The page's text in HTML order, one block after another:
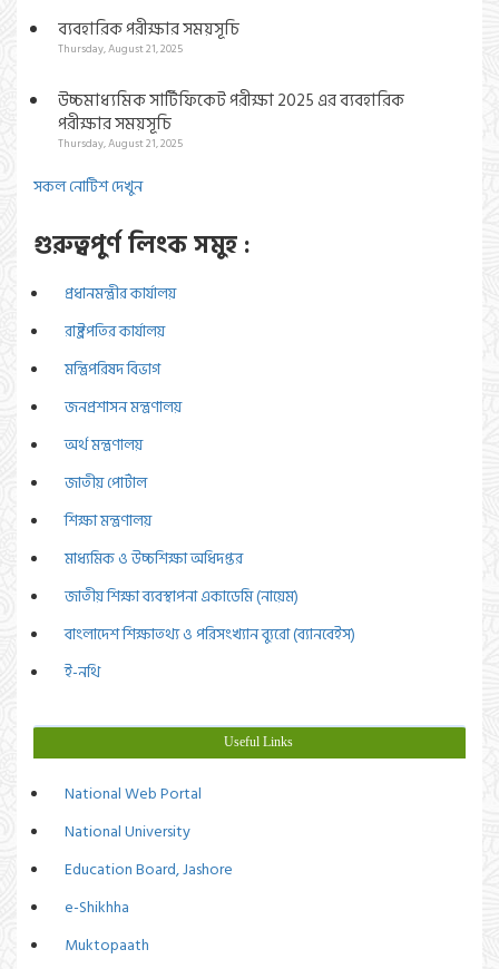
ব্যবহারিক পরীক্ষার সময়সূচি
Thursday, August 21, 2025
উচ্চমাধ্যমিক সার্টিফিকেট পরীক্ষা 2025 এর ব্যবহারিক
পরীক্ষার সময়সূচি
Thursday, August 21, 2025
সকল নোটিশ দেখুন
গুরুত্বপুর্ণ লিংক সমুহ :
প্রধানমন্ত্রীর কার্যালয়
রাষ্ট্রপতির কার্যালয়
মন্ত্রিপরিষদ বিভাগ
জনপ্রশাসন মন্ত্রণালয়
অর্থ মন্ত্রণালয়
জাতীয় পোর্টাল
শিক্ষা মন্ত্রণালয়
মাধ্যমিক ও উচ্চশিক্ষা অধিদপ্তর
জাতীয় শিক্ষা ব্যবস্থাপনা একাডেমি (নায়েম)
বাংলাদেশ শিক্ষাতথ্য ও পরিসংখ্যান ব্যুরো (ব্যানবেইস)
ই-নথি
Useful Links
National Web Portal
National University
Education Board, Jashore
e-Shikhha
Muktopaath